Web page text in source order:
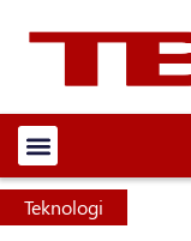
Teknologi